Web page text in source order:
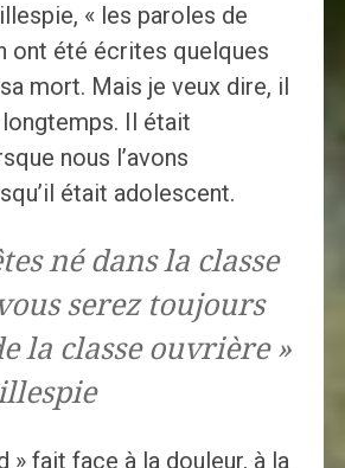
« les paroles de
ont été écrites quelques
mort. Mais je veux dire, il
Il était
nous l’avons
était adolescent.
né dans la classe
serez toujours
la classe ouvrière »
» fait face à la douleur, à la